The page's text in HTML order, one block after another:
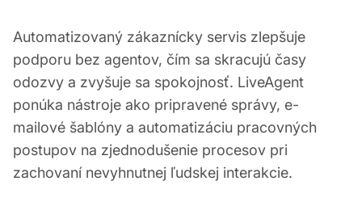
Automatizovaný zákaznícky servis zlepšuje
podporu bez agentov, čím sa skracujú časy
odozvy a zvyšuje sa spokojnosť. LiveAgent
ponúka nástroje ako pripravené správy, e-
mailové šablóny a automatizáciu pracovných
postupov na zjednodušenie procesov pri
zachovaní nevyhnutnej ľudskej interakcie.